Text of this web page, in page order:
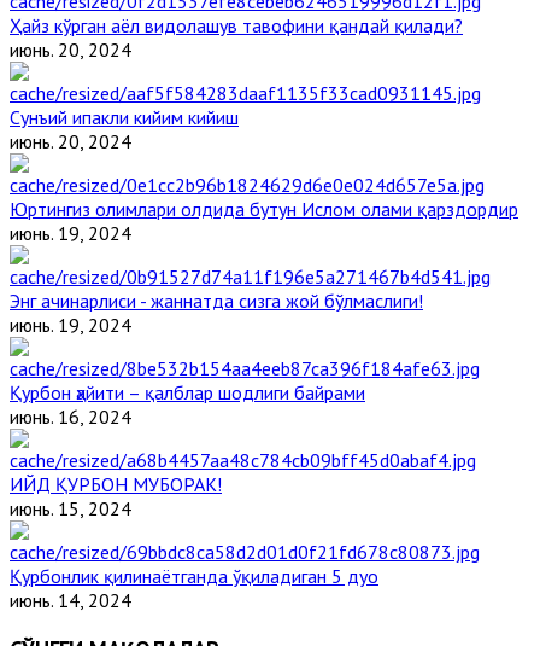
Ҳайз кўрган аёл видолашув тавофини қандай қилади?
июнь. 20, 2024
Сунъий ипакли кийим кийиш
июнь. 20, 2024
Юртингиз олимлари олдида бутун Ислом олами қарздордир
июнь. 19, 2024
Энг ачинарлиси - жаннатда сизга жой бўлмаслиги!
июнь. 19, 2024
Қурбон ҳайити – қалблар шодлиги байрами
июнь. 16, 2024
ИЙД ҚУРБОН МУБОРАК!
июнь. 15, 2024
Қурбонлик қилинаётганда ўқиладиган 5 дуо
июнь. 14, 2024